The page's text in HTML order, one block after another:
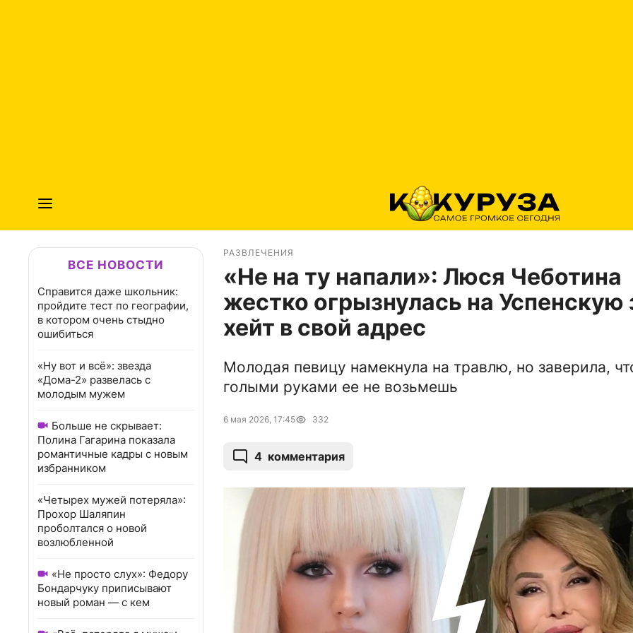
ВСЕ НОВОСТИ
Справится даже школьник:
пройдите тест по географии,
в котором очень стыдно
ошибиться
«Ну вот и всё»: звезда
«Дома-2» развелась с
молодым мужем
Больше не скрывает:
Полина Гагарина показала
романтичные кадры с новым
избранником
«Четырех мужей потеряла»:
Прохор Шаляпин
проболтался о новой
возлюбленной
«Не просто слух»: Федору
Бондарчуку приписывают
новый роман — с кем
РАЗВЛЕЧЕНИЯ
«Не на ту напали»: Люся Чеботина
жестко огрызнулась на Успенскую
хейт в свой адрес
Молодая певицу намекнула на травлю, но заверила,
голыми руками ее не возьмешь
6 мая 2026, 17:45 332
4 комментария